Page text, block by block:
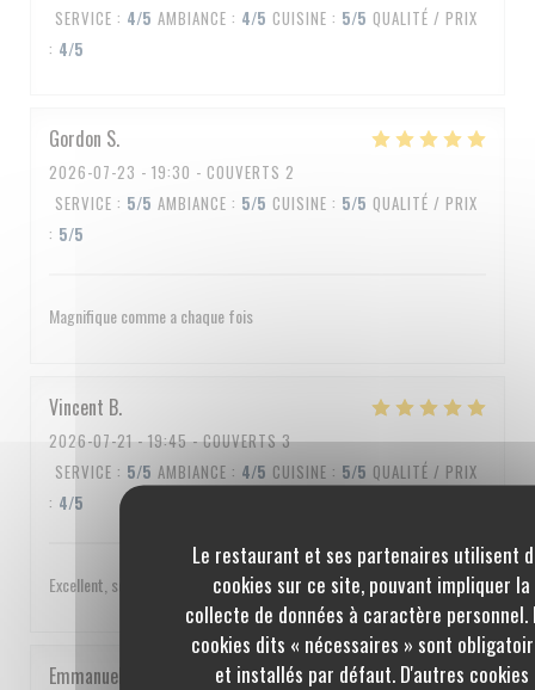
Le restaurant et ses partenaires utilisent
cookies sur ce site, pouvant impliquer la
collecte de données à caractère personnel.
cookies dits « nécessaires » sont
et installés par défaut. D'autres cookies
SERVICE : 4/5 AMBIANCE : 4/5 CUISINE : 5/5 QUALITÉ / PRIX
: 4/5
Gordon S
2026-07-23 - 19:30 - COUVERTS 2
SERVICE : 5/5 AMBIANCE : 5/5 CUISINE : 5/5 QUALITÉ / PRIX
: 5/5
Magnifique comme a chaque fois
Vincent B
2026-07-21- 19:45 - COUVERTS 3
SERVICE : 5/5 AMBIANCE : 4/5 CUISINE : 5/5 QUALITÉ / PRIX
: 4/5
Excellent, service impeccable, un peu cher quand même
Emmanuel